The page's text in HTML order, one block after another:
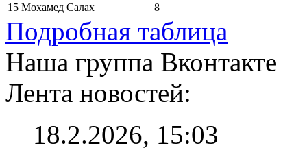
15 Мохамед Салах 8
Подробная таблица
Наша группа Вконтакте
Лента новостей:
18.2.2026, 15:03